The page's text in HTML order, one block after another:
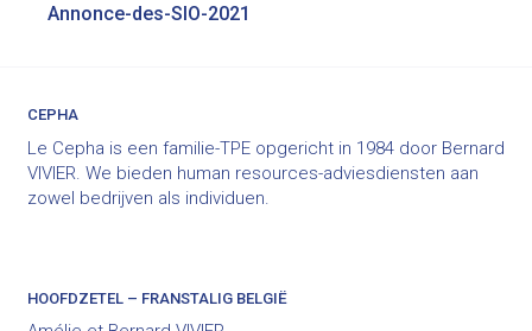
Annonce-des-SIO-2021
CEPHA
Le Cepha is een familie-TPE opgericht in 1984 door Bernard
VIVIER. We bieden human resources-adviesdiensten aan
zowel bedrijven als individuen.
HOOFDZETEL – FRANSTALIG BELGIË